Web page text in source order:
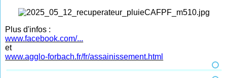
Plus d'infos :
www.facebook.com/...
et
www.agglo-forbach.fr/fr/assainissement.html